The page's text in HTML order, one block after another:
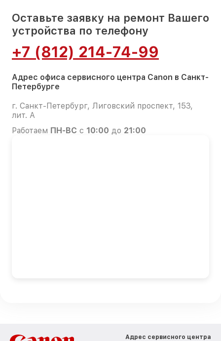
Оставьте заявку на ремонт Вашего
устройства по телефону
+7 (812) 214-74-99
Адрес офиса сервисного центра Canon в Санкт-
Петербурге
г. Санкт-Петербург, Лиговский проспект, 153,
лит. А
Работаем ПН-ВС с 10:00 до 21:00
Адрес сервисного центра